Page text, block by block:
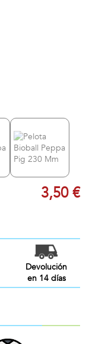
3,50 €
Devolución
en 14 días